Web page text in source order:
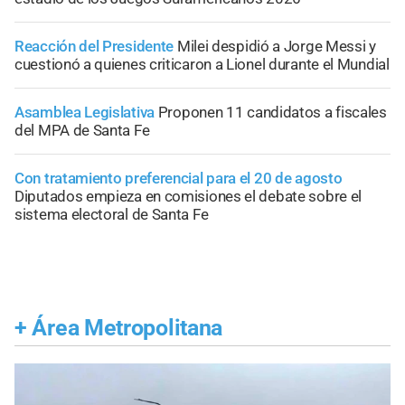
Reacción del Presidente Milei despidió a Jorge Messi y
cuestionó a quienes criticaron a Lionel durante el Mundial
Asamblea Legislativa Proponen 11 candidatos a fiscales
del MPA de Santa Fe
Con tratamiento preferencial para el 20 de agosto
Diputados empieza en comisiones el debate sobre el
sistema electoral de Santa Fe
+ Área Metropolitana